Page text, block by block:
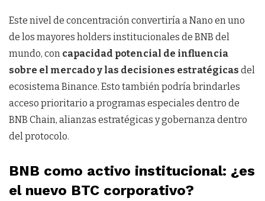
Este nivel de concentración convertiría a Nano en uno
de los mayores holders institucionales de BNB del
mundo, con capacidad potencial de influencia
sobre el mercado y las decisiones estratégicas del
ecosistema Binance. Esto también podría brindarles
acceso prioritario a programas especiales dentro de
BNB Chain, alianzas estratégicas y gobernanza dentro
del protocolo.
BNB como activo institucional: ¿es
el nuevo BTC corporativo?